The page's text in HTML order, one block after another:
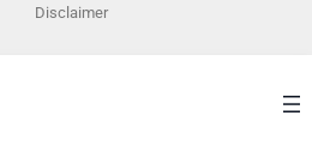
Disclaimer